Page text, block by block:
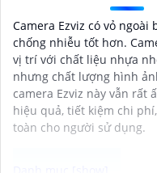
Camera Ezviz có vỏ
chống nhiễu tốt hơn.
vị trí với chất liệu nhựa
nhưng chất lượng hình
camera Ezviz này vẫn rất
hiệu quả, tiết kiệm chi
toàn cho người sử dụng.